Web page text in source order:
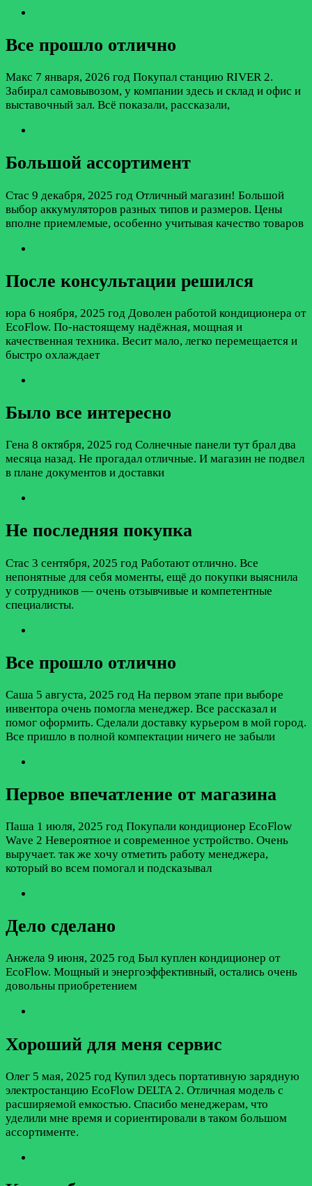
Все прошло отлично
Макс 7 января, 2026 год Покупал станцию RIVER 2.
Забирал самовывозом, у компании здесь и склад и офис и
выставочный зал. Всё показали, рассказали,
Большой ассортимент
Стас 9 декабря, 2025 год Отличный магазин! Большой
выбор аккумуляторов разных типов и размеров. Цены
вполне приемлемые, особенно учитывая качество товаров
После консультации решился
юра 6 ноября, 2025 год Доволен работой кондиционера от
EcoFlow. По-настоящему надёжная, мощная и
качественная техника. Весит мало, легко перемещается и
быстро охлаждает
Было все интересно
Гена 8 октября, 2025 год Солнечные панели тут брал два
месяца назад. Не прогадал отличные. И магазин не подвел
в плане документов и доставки
Не последняя покупка
Стас 3 сентября, 2025 год Работают отлично. Все
непонятные для себя моменты, ещё до покупки выяснила
у сотрудников — очень отзывчивые и компетентные
специалисты.
Все прошло отлично
Саша 5 августа, 2025 год На первом этапе при выборе
инвентора очень помогла менеджер. Все рассказал и
помог оформить. Сделали доставку курьером в мой город.
Все пришло в полной компектации ничего не забыли
Первое впечатление от магазина
Паша 1 июля, 2025 год Покупали кондиционер EcoFlow
Wave 2 Невероятное и современное устройство. Очень
выручает. так же хочу отметить работу менеджера,
который во всем помогал и подсказывал
Дело сделано
Анжела 9 июня, 2025 год Был куплен кондиционер от
EcoFlow. Мощный и энергоэффективный, остались очень
довольны приобретением
Хороший для меня сервис
Олег 5 мая, 2025 год Купил здесь портативную зарядную
электростанцию EcoFlow DELTA 2. Отличная модель с
расширяемой емкостью. Спасибо менеджерам, что
уделили мне время и сориентировали в таком большом
ассортименте.